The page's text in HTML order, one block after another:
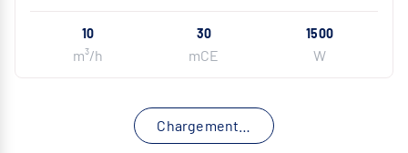
10
m³/h
30
mCE
1500
W
Chargement…